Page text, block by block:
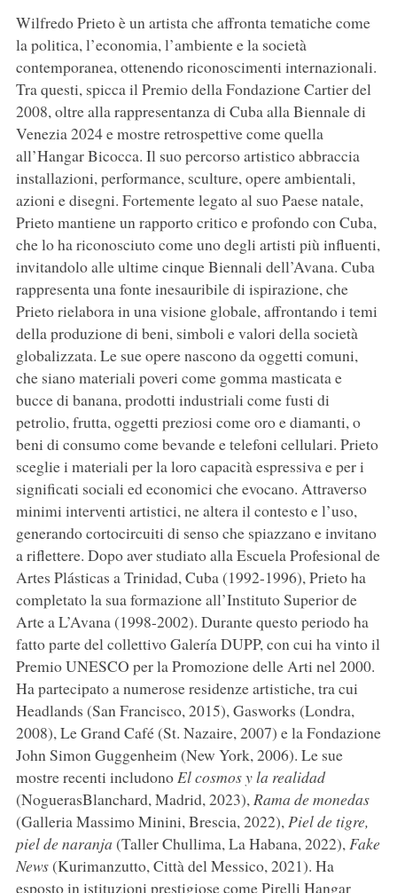
Wilfredo Prieto è un artista che affronta tematiche come
la politica, l’economia, l’ambiente e la società
contemporanea, ottenendo riconoscimenti internazionali.
Tra questi, spicca il Premio della Fondazione Cartier del
2008, oltre alla rappresentanza di Cuba alla Biennale di
Venezia 2024 e mostre retrospettive come quella
all’Hangar Bicocca. Il suo percorso artistico abbraccia
installazioni, performance, sculture, opere ambientali,
azioni e disegni. Fortemente legato al suo Paese natale,
Prieto mantiene un rapporto critico e profondo con Cuba,
che lo ha riconosciuto come uno degli artisti più influenti,
invitandolo alle ultime cinque Biennali dell’Avana. Cuba
rappresenta una fonte inesauribile di ispirazione, che
Prieto rielabora in una visione globale, affrontando i temi
della produzione di beni, simboli e valori della società
globalizzata. Le sue opere nascono da oggetti comuni,
che siano materiali poveri come gomma masticata e
bucce di banana, prodotti industriali come fusti di
petrolio, frutta, oggetti preziosi come oro e diamanti, o
beni di consumo come bevande e telefoni cellulari. Prieto
sceglie i materiali per la loro capacità espressiva e per i
significati sociali ed economici che evocano. Attraverso
minimi interventi artistici, ne altera il contesto e l’uso,
generando cortocircuiti di senso che spiazzano e invitano
a riflettere. Dopo aver studiato alla Escuela Profesional de
Artes Plásticas a Trinidad, Cuba (1992-1996), Prieto ha
completato la sua formazione all’Instituto Superior de
Arte a L’Avana (1998-2002). Durante questo periodo ha
fatto parte del collettivo Galería DUPP, con cui ha vinto il
Premio UNESCO per la Promozione delle Arti nel 2000.
Ha partecipato a numerose residenze artistiche, tra cui
Headlands (San Francisco, 2015), Gasworks (Londra,
2008), Le Grand Café (St. Nazaire, 2007) e la Fondazione
John Simon Guggenheim (New York, 2006). Le sue
mostre recenti includono El cosmos y la realidad
(NoguerasBlanchard, Madrid, 2023), Rama de monedas
(Galleria Massimo Minini, Brescia, 2022), Piel de tigre,
piel de naranja (Taller Chullima, La Habana, 2022), Fake
News(Kurimanzutto, Città del Messico, 2021). Ha
esposto in istituzioni prestigiose come Pirelli Hangar